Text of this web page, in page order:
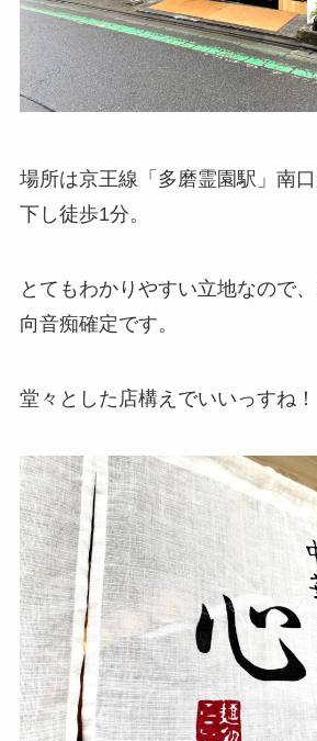
場所は京王線「多磨霊園駅」南
下し徒歩1分。
とてもわかりやすい立地なので
向音痴確定です。
堂々とした店構えでいいっすね！